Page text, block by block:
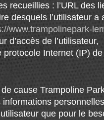
recueillies : l’URL des
desquels l’utilisateur a
www.trampolinepark-
d’accès de l’utilisateur,
protocole Internet (IP) de
cause Trampoline
informations personnelles
que pour le